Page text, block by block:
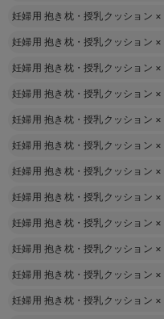
妊婦用 抱き枕・授乳クッション ×
妊婦用 抱き枕・授乳クッション ×
妊婦用 抱き枕・授乳クッション ×
妊婦用 抱き枕・授乳クッション ×
妊婦用 抱き枕・授乳クッション ×
妊婦用 抱き枕・授乳クッション ×
妊婦用 抱き枕・授乳クッション ×
妊婦用 抱き枕・授乳クッション ×
妊婦用 抱き枕・授乳クッション ×
妊婦用 抱き枕・授乳クッション ×
妊婦用 抱き枕・授乳クッション ×
妊婦用 抱き枕・授乳クッション ×